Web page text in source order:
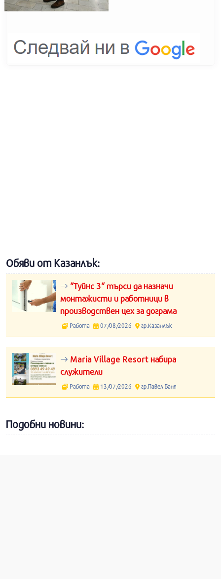
Обяви от Казанлък:
“Туйнс 3“ търси да назначи
монтажисти и работници в
производствен цех за дограма
Работа 07/08/2026 гр.Казанлък
Maria Village Resort набира
служители
Работа 13/07/2026 гр.Павел Баня
Подобни новини: